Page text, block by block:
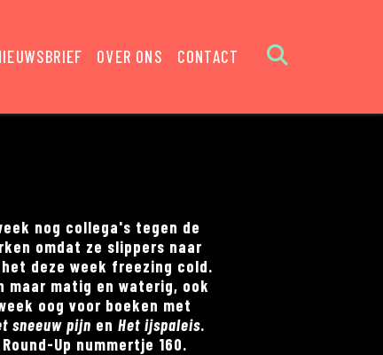
OVER ONS CONTACT
nog collega's tegen de
omdat ze slippers naar
deze week freezing cold.
maar matig en waterig, ook
oog voor boeken met
sneeuw pijn en Het ijspaleis.
Up nummertje 160.